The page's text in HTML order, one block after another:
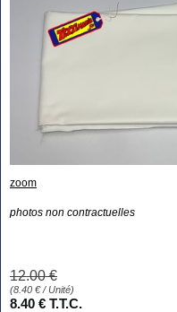
zoom
photos non contractuelles
12.00 €
(8.40 €/ Unité)
8.40 € T.T.C.